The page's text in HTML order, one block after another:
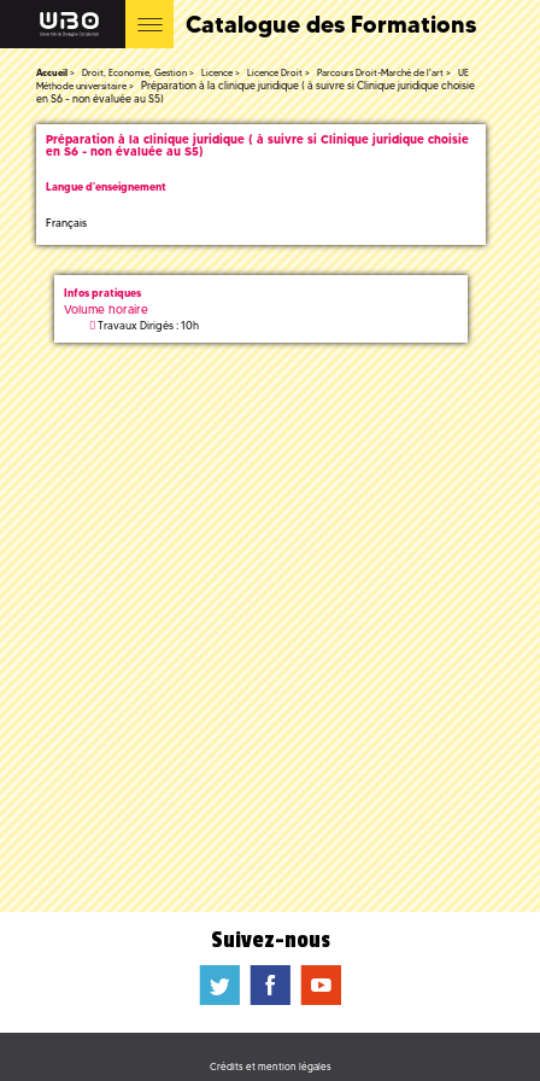
Catalogue des Formations
Accueil Droit, Economie, Gestion Licence Licence Droit Parcours Droit-Marché de l'art
UE
Méthode universitaire
Préparation à la clinique juridique ( à suivre si Clinique juridique choisie
en S6 - non évaluée au S5)
Préparation à la clinique juridique ( à suivre si Clinique juridique choisie
en S6 - non évaluée au S5)
Langue d'enseignement
Français
Infos pratiques
Volume horaire
Travaux Dirigés : 10h
Suivez-nous
a b f
Crédits et mention légales